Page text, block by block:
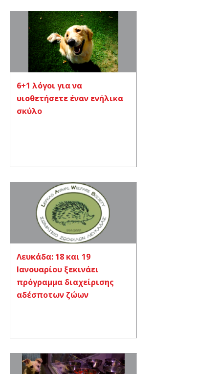
6+1 λόγοι για να
υιοθετήσετε έναν ενήλικα
σκύλο
Λευκάδα: 18 και 19
Ιανουαρίου ξεκινάει
πρόγραμμα διαχείρισης
αδέσποτων ζώων